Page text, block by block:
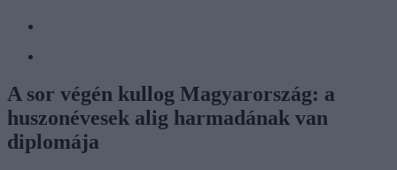
A sor végén kullog Magyarország: a
huszonévesek alig harmadának van
diplomája